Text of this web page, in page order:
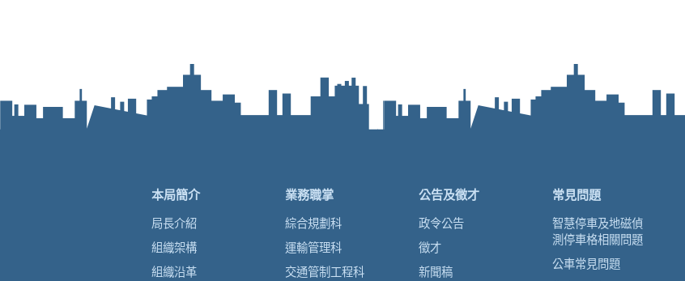
本局簡介
局長介紹
組織架構
組織沿革
業務職掌
綜合規劃科
運輸管理科
交通管制工程科
公告及徵才
政令公告
徵才
新聞稿
常見問題
智慧停車及地磁偵
測停車格相關問題
公車常見問題